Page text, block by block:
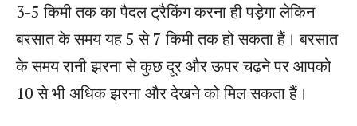
3-5 किमी तक का पैदल ट्रैकिंग करना ही पड़ेगा लेकिन
बरसात के समय यह 5 से 7 किमी तक हो सकता हैं। बरसात
के समय रानी झरना से कुछ दूर और ऊपर चढ़ने पर आपको
10 से भी अधिक झरना और देखने को मिल सकता हैं।